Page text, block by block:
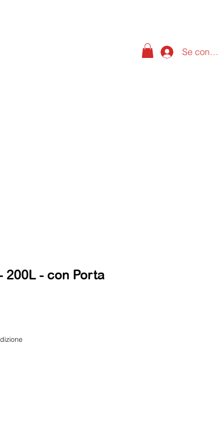
Se
200L - con Porta